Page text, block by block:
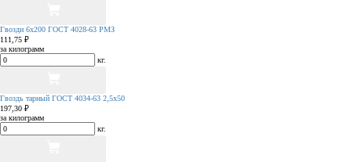
Гвозди 6х200 ГОСТ 4028-63 РМЗ
111,75 ₽
за килограмм
кг.
Гвоздь тарный ГОСТ 4034-63 2,5х50
197,30 ₽
за килограмм
кг.